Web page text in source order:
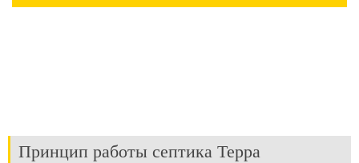
Принцип работы септика Терра